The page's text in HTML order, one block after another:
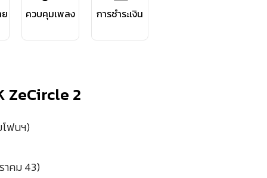
ควบคุมเพลง การชำระเงิน
ZeCircle 2
ฟนฯ)
าคม 43)